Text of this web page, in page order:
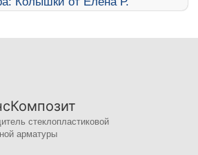
стеклопластиковой
арматуры